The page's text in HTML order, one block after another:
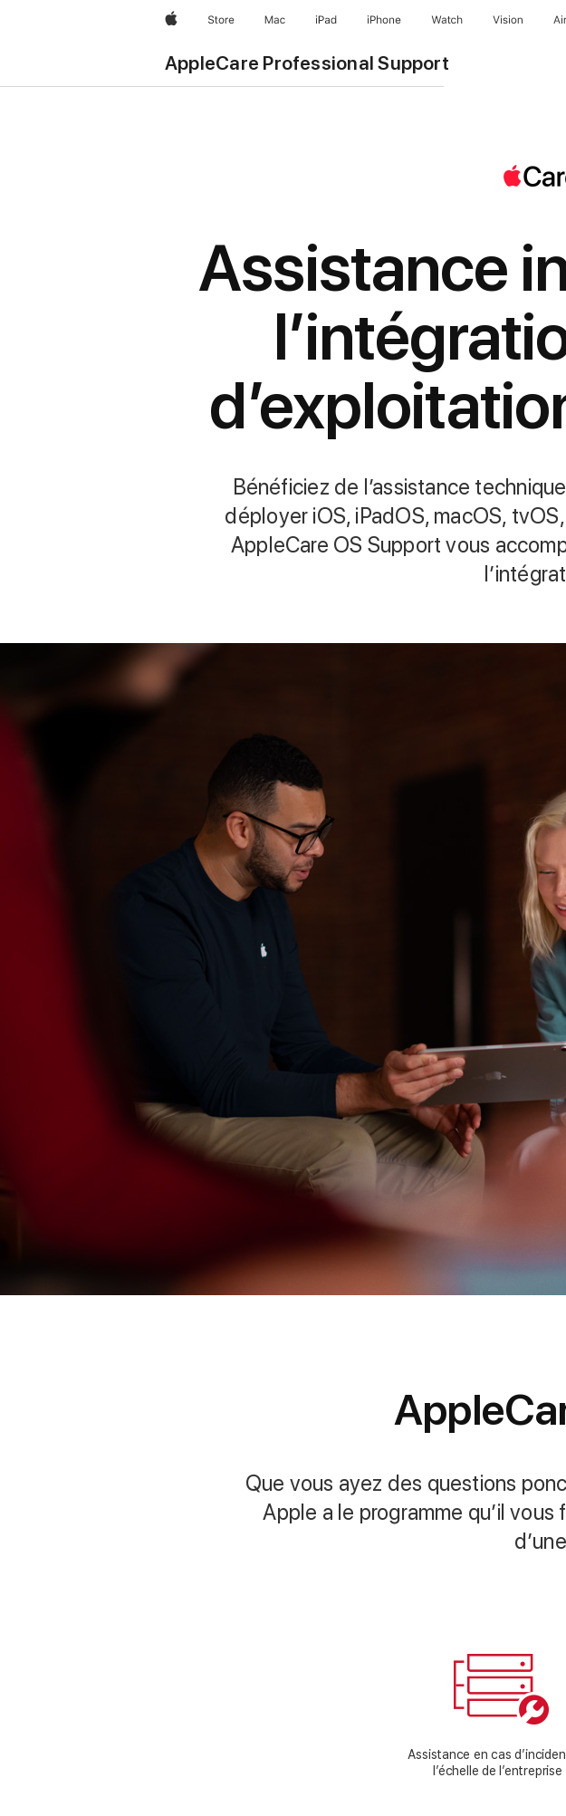
AppleStore Mac iPad iPhone Watch Vision
AppleCare Professional Support
Assistance
Bénéficiez de l’assistance
déployer iOS, iPadOS, macOS,
AppleCare OS Support vous
Que vous ayez des questions
Apple a le programme qu’il
Assistance en cas
l’échelle de l’entreprise